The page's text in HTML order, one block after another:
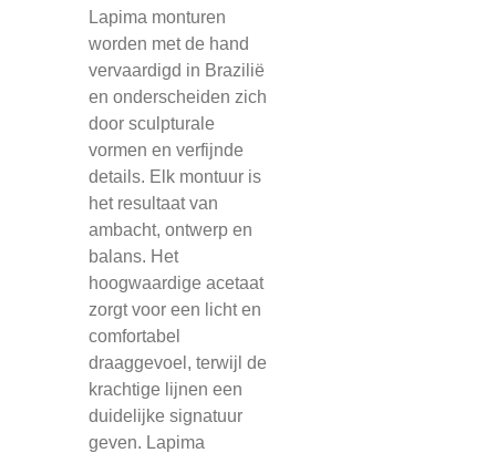
Lapima monturen
worden met de hand
vervaardigd in Brazilië
en onderscheiden zich
door sculpturale
vormen en verfijnde
details. Elk montuur is
het resultaat van
ambacht, ontwerp en
balans. Het
hoogwaardige acetaat
zorgt voor een licht en
comfortabel
draaggevoel, terwijl de
krachtige lijnen een
duidelijke signatuur
geven. Lapima